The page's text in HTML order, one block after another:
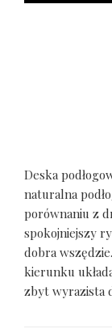
Deska
naturalna
porównaniu z
spokojniejszy
dobra
kierunku
zbyt wyrazista